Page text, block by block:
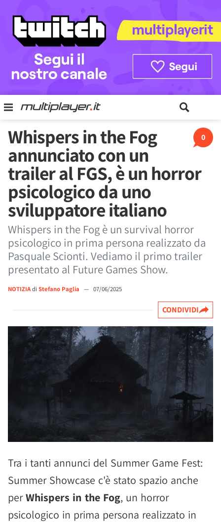
0
Whispers in the Fog
annunciato con un
trailer al FGS, è un horror
psicologico da uno
sviluppatore italiano
Whispers in the Fog è un survival horror
psicologico in prima persona realizzato da
Pasquale Scionti. Vediamo il primo trailer
presentato al Future Games Show.
NOTIZIAdi Stefano Paglia — 07/06/2025
CONDIVIDI
Tra i tanti annunci del Summer Game Fest:
Summer Showcase c'è stato spazio anche
perWhispers in the Fog, un horror
psicologico in prima persona realizzato in